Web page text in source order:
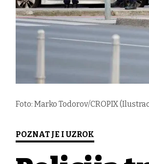
Foto: Marko Todorov/CROPIX
POZNAT JE I UZROK